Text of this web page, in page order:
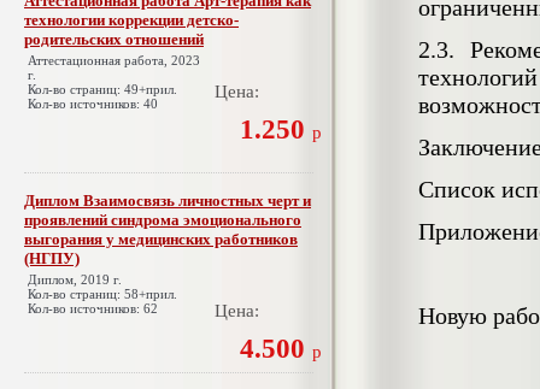
технологии коррекции детско-
родительских отношений
Аттестационная работа, 2023
г.
Кол-во страниц: 49+прил.
Кол-во источников: 40
Цена:
1.250 р
Диплом Взаимосвязь личностных черт и
проявлений синдрома эмоционального
выгорания у медицинских работников
(НГПУ)
Диплом, 2019 г.
Кол-во страниц: 58+прил.
Кол-во источников: 62
Цена:
4.500 р
2.3.
Список
Новую